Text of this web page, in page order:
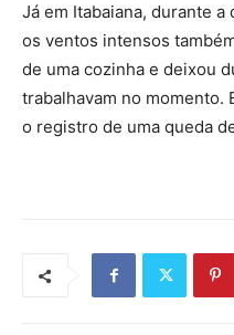
Já em Itabaiana, durante
os ventos intensos
de uma cozinha e deixou
trabalhavam no momento.
o registro de uma queda